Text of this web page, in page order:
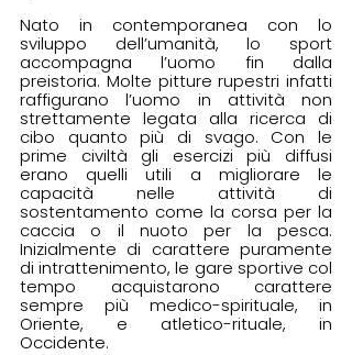
Nato in contemporanea con lo
sviluppo dell’umanità, lo sport
accompagna l’uomo fin dalla
preistoria. Molte pitture rupestri infatti
raffigurano l’uomo in attività non
strettamente legata alla ricerca di
cibo quanto più di svago. Con le
prime civiltà gli esercizi più diffusi
erano quelli utili a migliorare le
capacità nelle attività di
sostentamento come la corsa per la
caccia o il nuoto per la pesca.
Inizialmente di carattere puramente
di intrattenimento, le gare sportive col
tempo acquistarono carattere
sempre più medico-spirituale, in
Oriente, e atletico-rituale, in
Occidente.